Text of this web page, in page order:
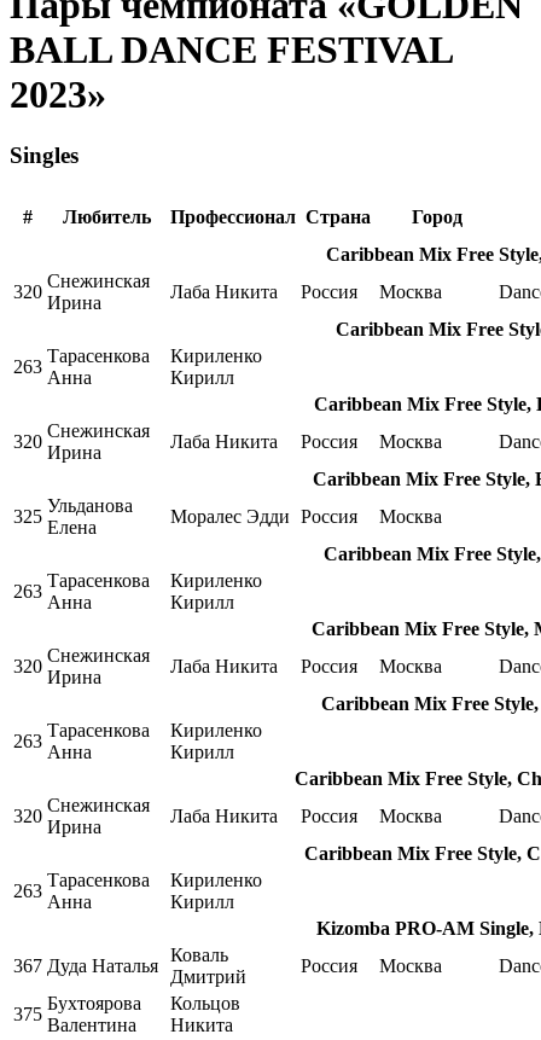
BALL DANCE FESTIVAL
2023»
Singles
# Любитель Профессионал Страна
Город
Caribbean Mix Free
320
Снежинская
Ирина
Лаба Никита Россия Москва
Caribbean Mix Free
263
Тарасенкова
Анна
Кириленко
Кирилл
Caribbean Mix Free Style,
320
Снежинская
Ирина
Лаба Никита Россия Москва
Caribbean Mix Free Style,
325
Ульданова
Елена
Моралес Эдди Россия
Москва
Caribbean Mix Free
263
Тарасенкова
Анна
Кириленко
Кирилл
Caribbean Mix Free Style,
320
Снежинская
Ирина
Лаба Никита Россия Москва
Caribbean Mix Free
263
Тарасенкова
Анна
Кириленко
Кирилл
Caribbean Mix Free Style,
320
Снежинская
Ирина
Лаба Никита Россия Москва
Caribbean Mix Free Style,
263
Тарасенкова
Анна
Кириленко
Кирилл
Kizomba PRO-AM Single,
367 Дуда Наталья
Коваль
Дмитрий
Россия Москва
375
Бухтоярова
Валентина
Кольцов
Никита